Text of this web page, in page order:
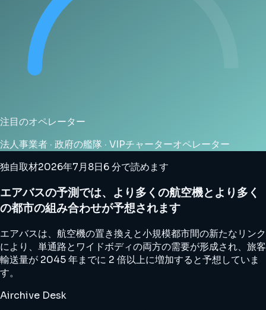
注目のオペレーター
法人事業者 · 政府の艦隊 · VIPチャーターオペレーター
独自取材2026年7月8日6 分で読めます
エアバスの予測では、より多くの航空機とより多く
の都市の組み合わせが予想されます
エアバスは、航空機の置き換えと小規模都市間の新たなリンク
により、単通路とワイドボディの両方の需要が形成され、旅客
輸送量が 2045 年までに 2 倍以上に増加すると予想していま
す。
Airchive Desk